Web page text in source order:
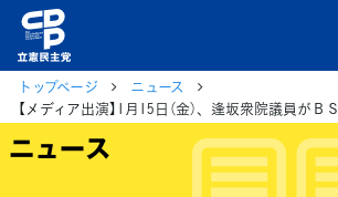
トップページ
ニュース
ニュース